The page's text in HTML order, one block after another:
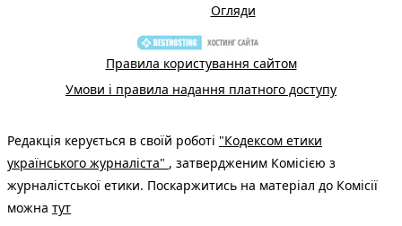
Огляди
Правила користування сайтом
Умови і правила надання платного доступу
Редакція керується в своїй роботі "Кодексом етики
українського журналіста" , затвердженим Комісією з
журналістської етики. Поскаржитись на матеріал до Комісії
можна тут